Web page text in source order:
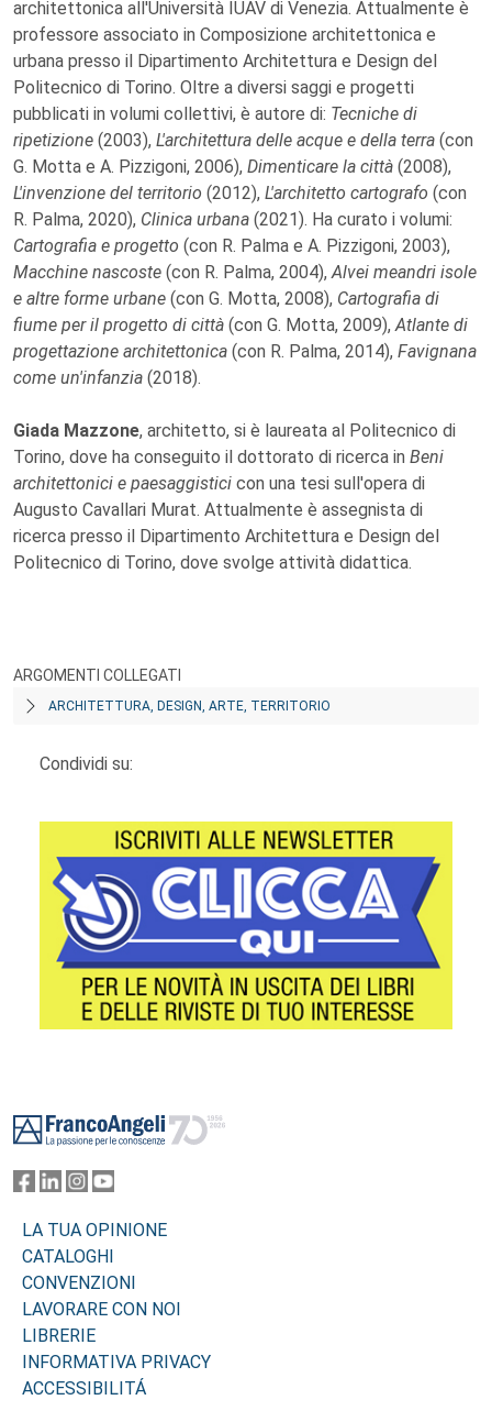
architettonica all'Università IUAV di Venezia. Attualmente è
professore associato in Composizione architettonica e
urbana presso il Dipartimento Architettura e Design del
Politecnico di Torino. Oltre a diversi saggi e progetti
pubblicati in volumi collettivi, è autore di: Tecniche di
ripetizione (2003), L'architettura delle acque e della terra (con
G. Motta e A. Pizzigoni, 2006), Dimenticare la città (2008),
L'invenzione del territorio (2012), L'architetto cartografo (con
R. Palma, 2020), Clinica urbana (2021). Ha curato i volumi:
Cartografia e progetto (con R. Palma e A. Pizzigoni, 2003),
Macchine nascoste (con R. Palma, 2004),Alvei meandri isole
e altre forme urbane (con G. Motta, 2008), Cartografia di
fiume per il progetto di città (con G. Motta, 2009),Atlante di
progettazione architettonica (con R. Palma, 2014), Favignana
come un'infanzia (2018).
Giada Mazzone, architetto, si è laureata al Politecnico di
Torino, dove ha conseguito il dottorato di ricerca in Beni
architettonici e paesaggistici con una tesi sull'opera di
Augusto Cavallari Murat. Attualmente è assegnista di
ricerca presso il Dipartimento Architettura e Design del
Politecnico di Torino, dove svolge attività didattica.
ARGOMENTI COLLEGATI
ARCHITETTURA, DESIGN, ARTE, TERRITORIO
Condividi su:
LA TUA OPINIONE
CATALOGHI
CONVENZIONI
LAVORARE CON NOI
LIBRERIE
INFORMATIVA PRIVACY
ACCESSIBILITÁ